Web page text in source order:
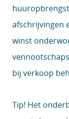
afschrijvingen
winst
bij verkoop
Tip! Het